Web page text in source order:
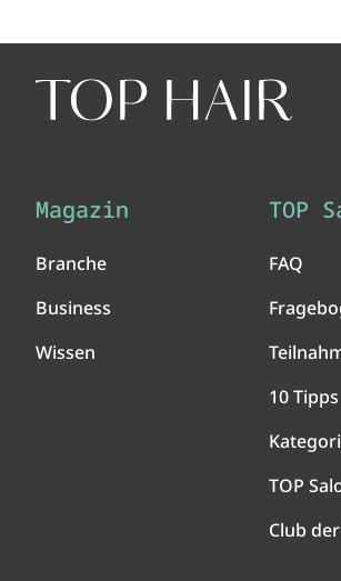
Magazin
Branche
Business
Wissen
TOP
FAQ
10 Tipps
TOP
Club